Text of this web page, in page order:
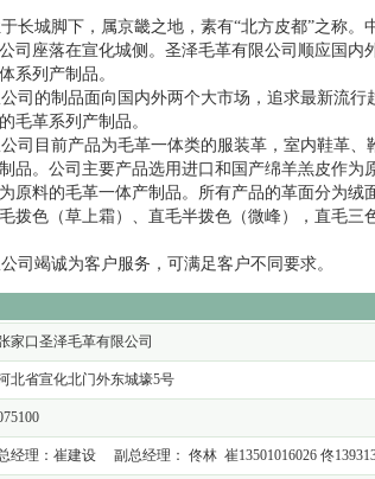
长城脚下，属京畿之地，素有“北方皮都”之称。
司座落在宣化城侧。圣泽毛革有限公司顺应国内
系列产制品。
司的制品面向国内外两个大市场，追求最新流行
毛革系列产制品。
司目前产品为毛革一体类的服装革，室内鞋革、
品。公司主要产品选用进口和国产绵羊羔皮作为
原料的毛革一体产制品。所有产品的革面分为绒
拨色（草上霜）、直毛半拨色（微峰），直毛三
司竭诚为客户服务，可满足客户不同要求。
家口圣泽毛革有限公司
北省宣化北门外东城壕5号
经理：崔建设 副总经理： 佟林 崔13501016026 佟